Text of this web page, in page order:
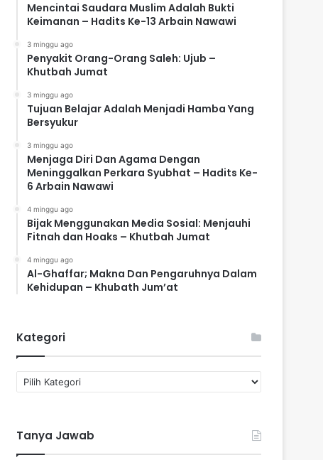
Mencintai Saudara Muslim Adalah Bukti
Keimanan – Hadits Ke-13 Arbain Nawawi
3 minggu ago
Penyakit Orang-Orang Saleh: Ujub –
Khutbah Jumat
3 minggu ago
Tujuan Belajar Adalah Menjadi Hamba Yang
Bersyukur
3 minggu ago
Menjaga Diri Dan Agama Dengan
Meninggalkan Perkara Syubhat – Hadits Ke-
6 Arbain Nawawi
4 minggu ago
Bijak Menggunakan Media Sosial: Menjauhi
Fitnah dan Hoaks – Khutbah Jumat
4 minggu ago
Al-Ghaffar; Makna Dan Pengaruhnya Dalam
Kehidupan – Khubath Jum’at
Kategori
a
g
o
Tanya Jawab